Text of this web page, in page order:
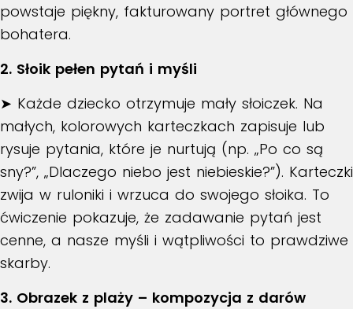
powstaje piękny, fakturowany portret głównego
bohatera.
2. Słoik pełen pytań i myśli
➤ Każde dziecko otrzymuje mały słoiczek. Na
małych, kolorowych karteczkach zapisuje lub
rysuje pytania, które je nurtują (np. „Po co są
sny?”, „Dlaczego niebo jest niebieskie?”). Karteczki
zwija w ruloniki i wrzuca do swojego słoika. To
ćwiczenie pokazuje, że zadawanie pytań jest
cenne, a nasze myśli i wątpliwości to prawdziwe
skarby.
3. Obrazek z plaży – kompozycja z darów